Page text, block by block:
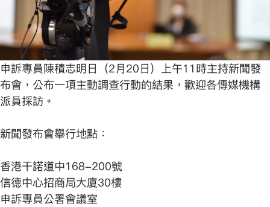
申訴專員陳積志明日（2月20日）上午11時主持新聞發
布會，公布一項主動調查行動的結果，歡迎各傳媒機構
派員採訪。
新聞發布會舉行地點：
香港干諾道中168-200號
信德中心招商局大廈30樓
申訴專員公署會議室